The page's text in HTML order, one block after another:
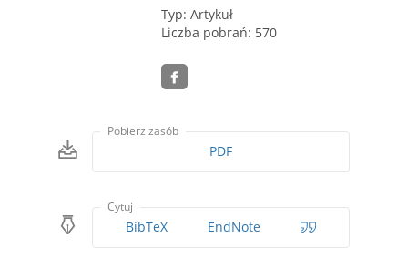
Typ: Artykuł
Liczba pobrań: 570
Pobierz zasób
PDF
Cytuj
BibTeX EndNote